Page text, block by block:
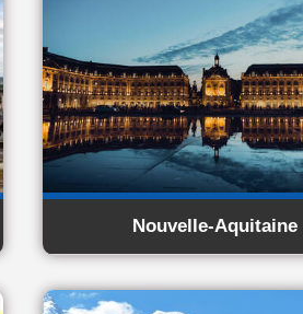
Nouvelle-Aquitaine